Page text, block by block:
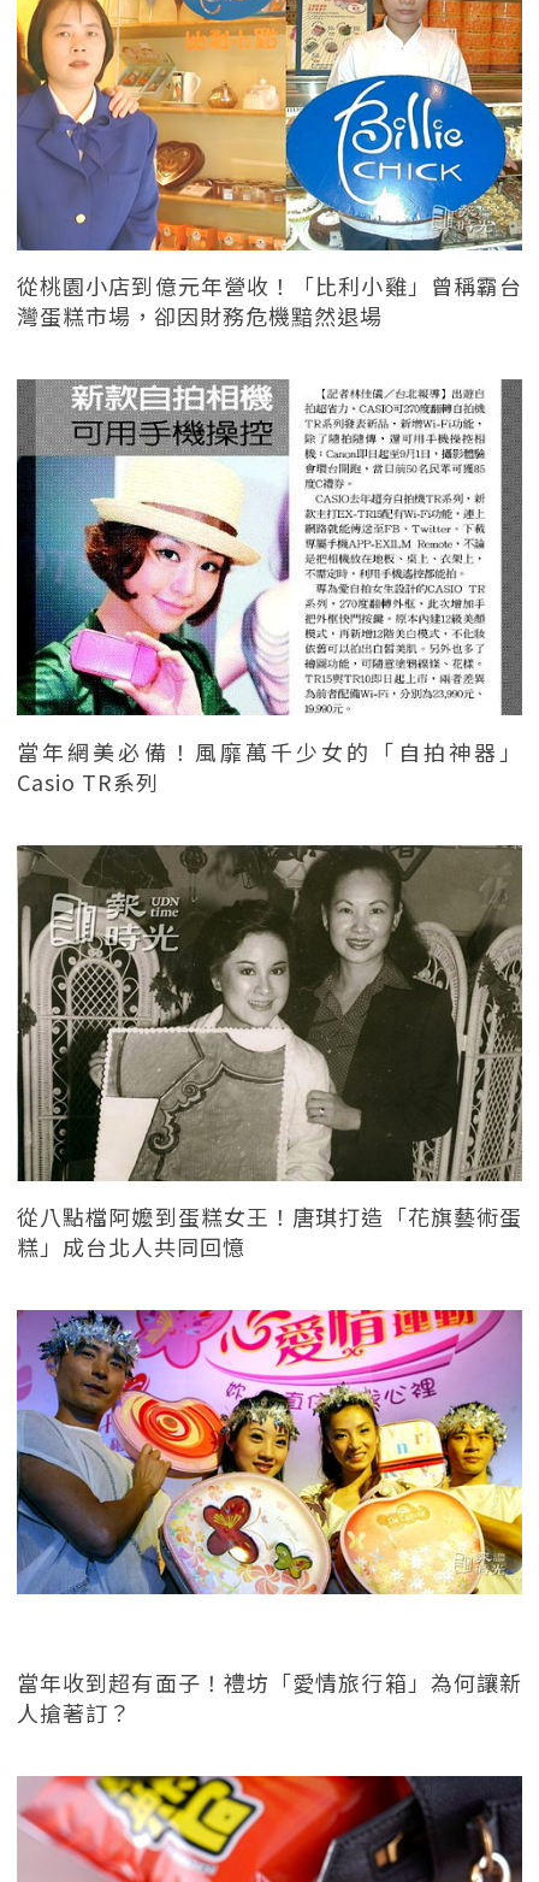
從桃園小店到億元年營收！「比利小雞」曾稱霸台
灣蛋糕市場，卻因財務危機黯然退場
當年網美必備！風靡萬千少女的「自拍神器」
Casio TR系列
從八點檔阿嬤到蛋糕女王！唐琪打造「花旗藝術蛋
糕」成台北人共同回憶
當年收到超有面子！禮坊「愛情旅行箱」為何讓新
人搶著訂？